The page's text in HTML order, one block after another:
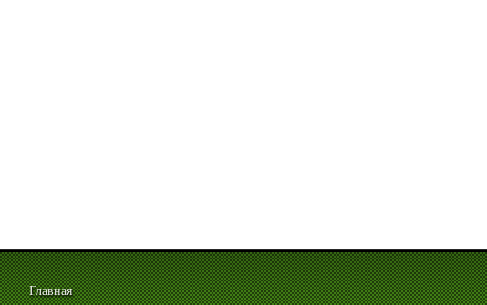
Главная